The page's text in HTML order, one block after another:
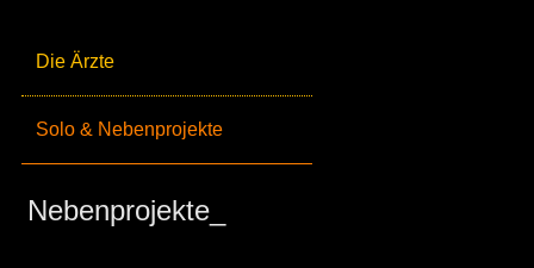
Die Ärzte
Solo & Nebenprojekte
Nebenprojekte_